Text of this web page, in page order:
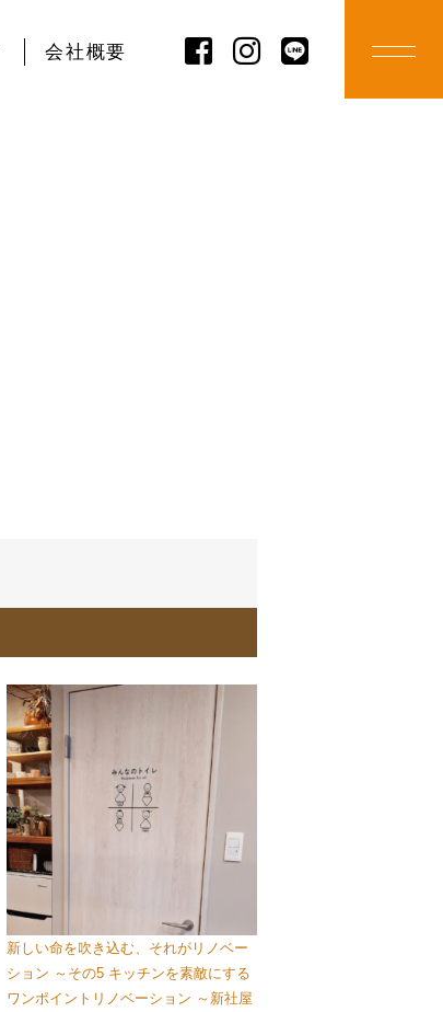
会社概要
新しい命を吹き込む、それがリノベー
ション ～その5 キッチンを素敵にする
ワンポイントリノベーション ～新社屋